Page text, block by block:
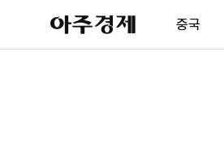
아
주
제
중국